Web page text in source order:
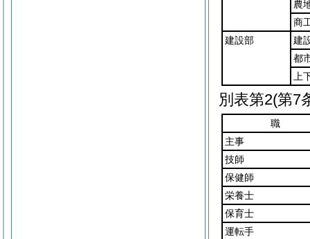
農
商
建設部
建
都
上
別表第2(第7
職
主事
技師
保健師
栄養士
保育士
運転手